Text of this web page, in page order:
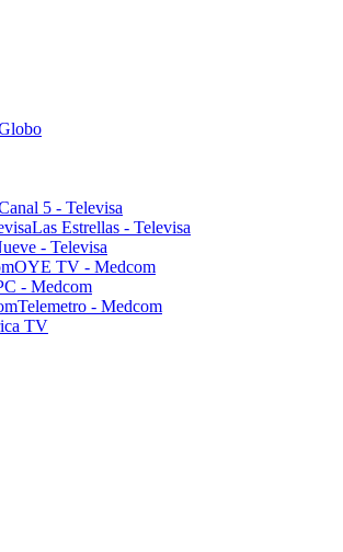
5 - Televisa
Las Estrellas - Televisa
- Televisa
OYE TV - Medcom
- Medcom
Telemetro - Medcom
TV